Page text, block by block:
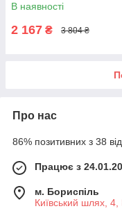
В наявності
2 167 ₴ 3 804 ₴
Про нас
86% позитивних з 38
Працює з
м. Бориспіль
Київський шлях, 4,